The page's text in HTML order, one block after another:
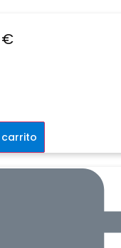
€.
€El
es:
9,95 €.